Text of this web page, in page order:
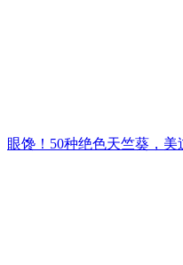
眼馋！50种绝色天竺葵，美